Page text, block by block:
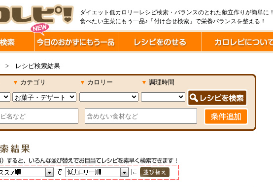
ダイエット低カロリーレシピ検索・バランスのとれた献立作りが簡単に！
食べたい主菜にもう一品♪「付け合せ検索」で栄養バランスを整える！
> レシピ検索結果
▼ カテゴリ ▼ カロリー ▼ 調理時間